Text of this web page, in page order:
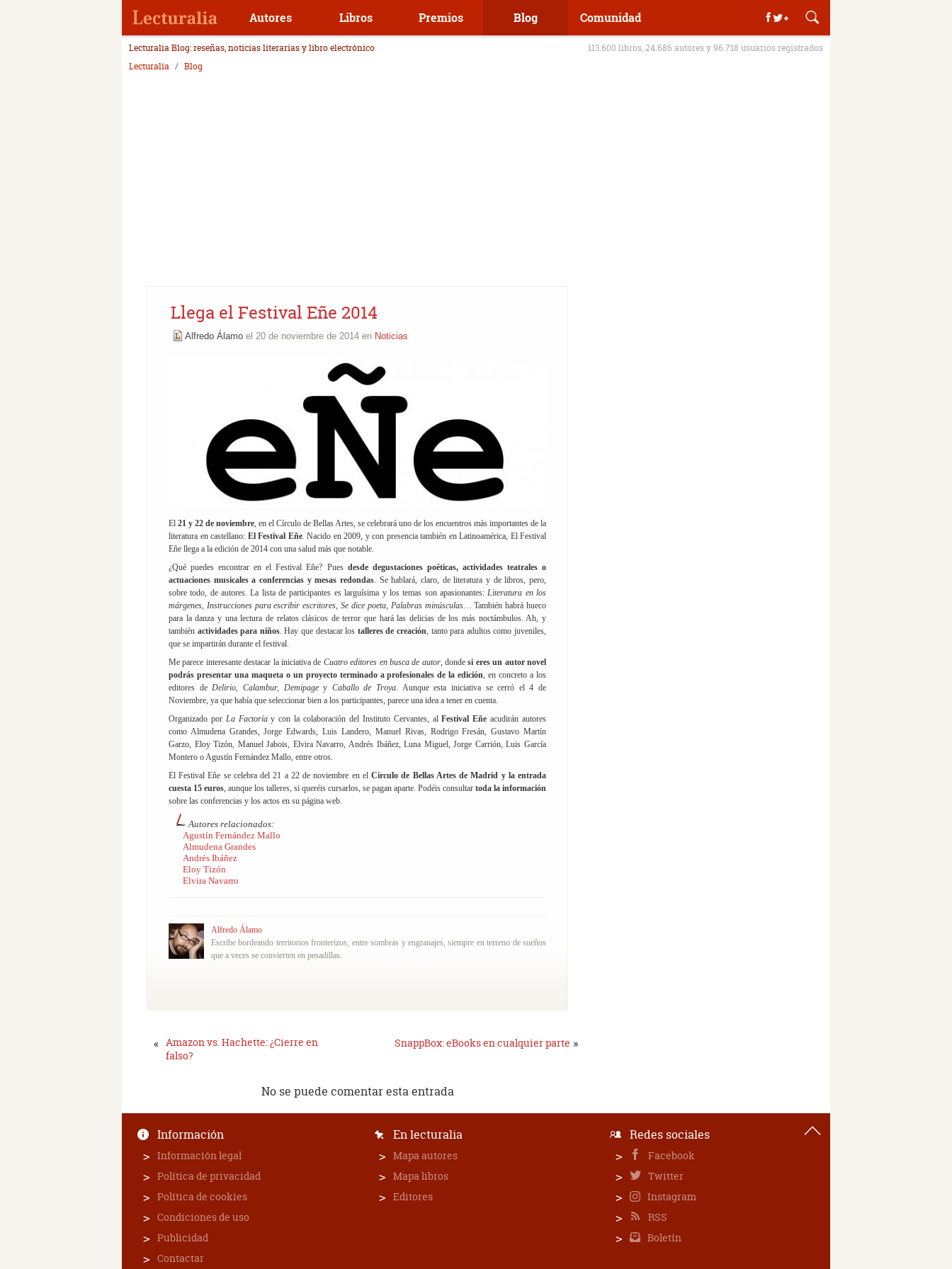
Autores Libros Premios Blog Comunidad
Lecturalia Blog: reseñas, noticias literarias y libro electrónico
113.600 libros, 24.686 autores y 96.718 usuarios registrados
Lecturalia
Blog
Llega el Festival Eñe 2014
Alfredo Álamo el 20 de noviembre de 2014 en Noticias
El 21 y 22 de noviembre, en el Círculo de Bellas Artes, se celebrará uno de los encuentros más importantes de la
literatura en castellano: El Festival Eñe. Nacido en 2009, y con presencia también en Latinoamérica, El Festival
Eñe llega a la edición de 2014 con una salud más que notable.
¿Qué puedes encontrar en el Festival Eñe? Pues desde degustaciones poéticas, actividades teatrales o
actuaciones musicales a conferencias y mesas redondas. Se hablará, claro, de literatura y de libros, pero,
sobre todo, de autores. La lista de participantes es larguísima y los temas son apasionantes:Literatura en los
márgenes, Instrucciones para escribir escritores, Se dice poeta, Palabras minúsculas… También habrá hueco
para la danza y una lectura de relatos clásicos de terror que hará las delicias de los más noctámbulos. Ah, y
también actividades para niños. Hay que destacar los talleres de creación, tanto para adultos como juveniles,
que se impartirán durante el festival.
Me parece interesante destacar la iniciativa de Cuatro editores en busca de autor, dondesi eres un autor novel
podrás presentar una maqueta o un proyecto terminado a profesionales de la edición, en concreto a los
editores deDelirio, Calambur, Demipagey Caballo de Troya. Aunque esta iniciativa se cerró el 4 de
Noviembre, ya que había que seleccionar bien a los participantes, parece una idea a tener en cuenta.
Organizado por La Factoríay con la colaboración del Instituto Cervantes, alFestival Eñeacudirán autores
como Almudena Grandes, Jorge Edwards, Luis Landero, Manuel Rivas, Rodrigo Fresán, Gustavo Martín
Garzo, Eloy Tizón, Manuel Jabois, Elvira Navarro, Andrés Ibáñez, Luna Miguel, Jorge Carrión, Luis García
Montero o Agustín Fernández Mallo, entre otros.
El Festival Eñe se celebra del 21 a 22 de noviembre en elCírculo de Bellas Artes de Madrid y la entrada
cuesta 15 euros, aunque los talleres, si queréis cursarlos, se pagan aparte. Podéis consultar toda la información
sobre las conferencias y los actos en su página web.
Autores relacionados:
Agustín Fernández Mallo
Almudena Grandes
Andrés Ibáñez
Eloy Tizón
Elvira Navarro
Alfredo Álamo
Escribe bordeando territorios fronterizos, entre sombras y engranajes, siempre en terreno de sueños
que a veces se convierten en pesadillas.
« Amazon vs. Hachette: ¿Cierre en
falso?
SnappBox: eBooks en cualquier parte »
No se puede comentar esta entrada
Información
Información legal
Política de privacidad
Política de cookies
Condiciones de uso
Publicidad
Contactar
En lecturalia
Mapa autores
Mapa libros
Editores
Redes sociales
Facebook
Twitter
Instagram
RSS
Boletín